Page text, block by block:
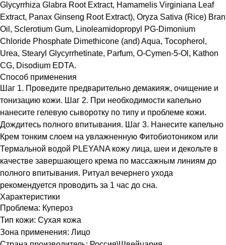
Glycyrrhiza Glabra Root Extract, Hamamelis Virginiana Leaf
Extract, Panax Ginseng Root Extract), Oryza Sativa (Rice) Bran
Oil, Sclerotium Gum, Linoleamidopropyl PG-Dimonium
Chloride Phosphate Dimethicone (and) Aqua, Тосоpherol,
Urea, Stearyl Glycyrrhetinate, Parfum, O-Cymen-5-Ol, Kathon
CG, Disodium EDTA.
Способ применения
Шаг 1. Проведите предварительно демакияж, очищение и
тонизацию кожи. Шаг 2. При необходимости капельно
нанесите гелевую сыворотку по типу и проблеме кожи.
Дождитесь полного впитывания. Шаг 3. Нанесите капельно
Крем тонким слоем на увлажненную Фитобиотоником или
Термальной водой PLEYANA кожу лица, шеи и декольте в
качестве завершающего крема по массажным линиям до
полного впитывания. Ритуал вечернего ухода
рекомендуется проводить за 1 час до сна.
Характеристики
Проблема: Купероз
Тип кожи: Сухая кожа
Зона применения: Лицо